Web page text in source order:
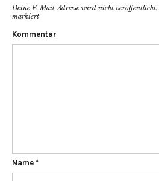
Deine E-Mail-Adresse wird nicht veröffentlicht.
markiert
Kommentar
Name *